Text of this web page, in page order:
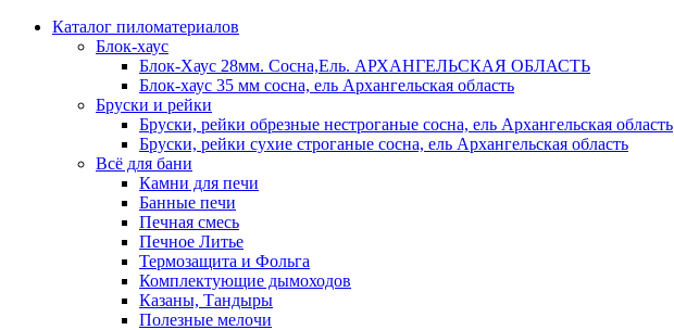
Каталог пиломатериалов
Блок-хаус
Блок-Хаус 28мм. Сосна,Ель. АРХАНГЕЛЬСКАЯ ОБЛАСТЬ
Блок-хаус 35 мм сосна, ель Архангельская область
Бруски и рейки
Бруски, рейки обрезные нестроганые сосна, ель Архангельская область
Бруски, рейки сухие строганые сосна, ель Архангельская область
Всё для бани
Камни для печи
Банные печи
Печная смесь
Печное Литье
Термозащита и Фольга
Комплектующие дымоходов
Казаны, Тандыры
Полезные мелочи